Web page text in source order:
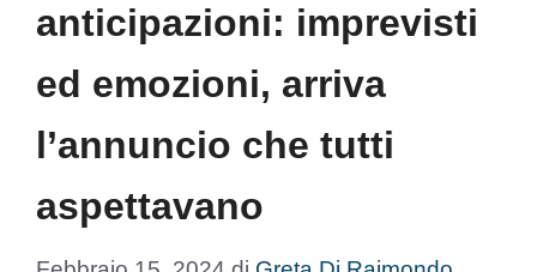
anticipazioni: imprevisti
ed emozioni, arriva
l’annuncio che tutti
aspettavano